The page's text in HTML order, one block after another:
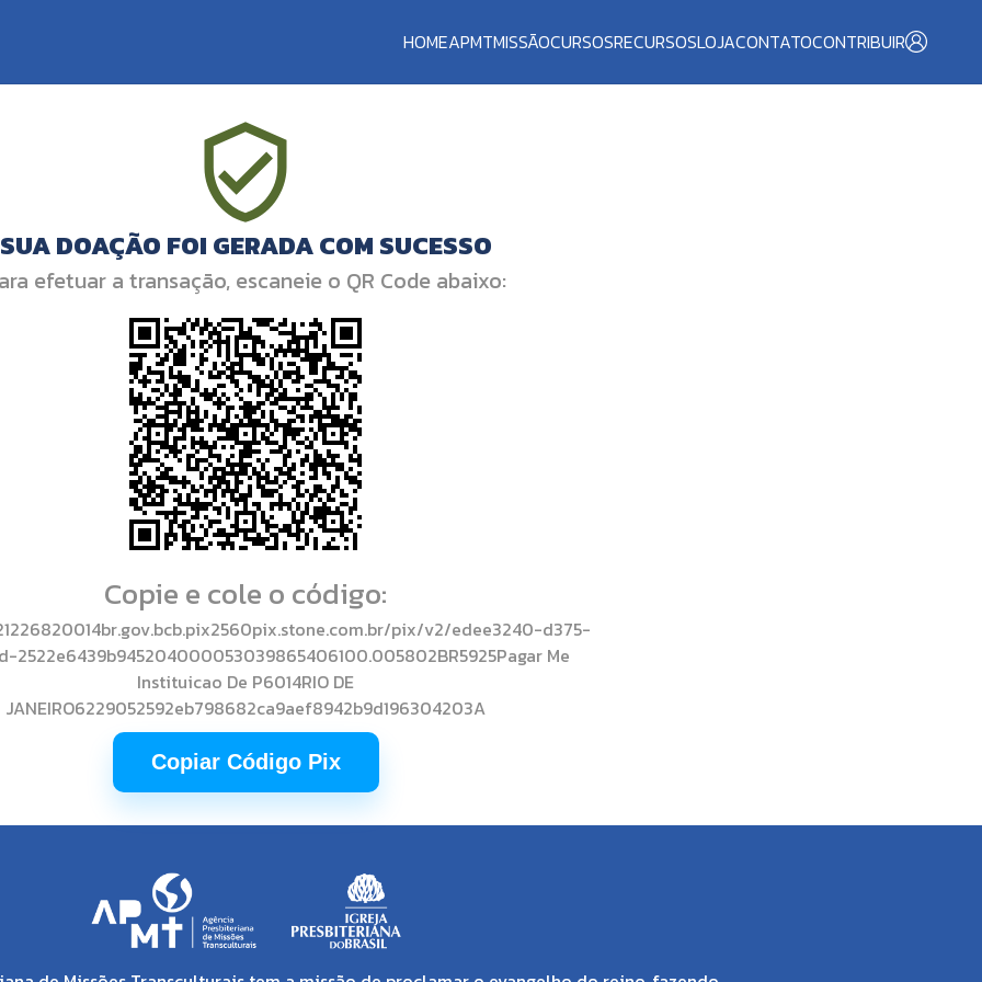
HOMEAPMTMISSÃOCURSOSRECURSOSLOJACONTATOCONTRIBUIR
SUA DOAÇÃO FOI GERADA COM SUCESSO
efetuar a transação, escaneie o QR Code abaixo:
Copie e cole o código:
pix/v2/edee3240-d375-
2522e6439b945204000053039865406100.005802BR5925Pagar Me
Instituicao De P6014RIO DE
JANEIRO6229052592eb798682ca9aef8942b9d196304203A
Copiar Código Pix